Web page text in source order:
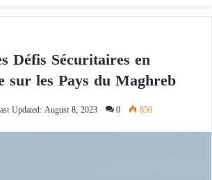
Défis Sécuritaires en
sur les Pays du Maghreb
Updated: August 8, 2023 0 850